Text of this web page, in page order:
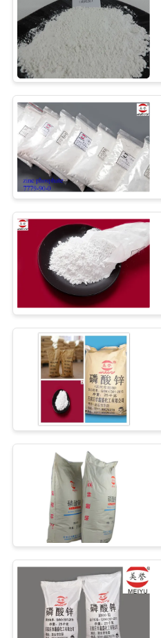
CHÚNG
TÔI
YÊU
CẦU
ĐẶT
GIÁ
SƠ
ĐỒ
TRANG
WEB
PRIVACY
POLICY
Vật liệu
cao
Nhôm
Phốt phát
Mono
nhôm